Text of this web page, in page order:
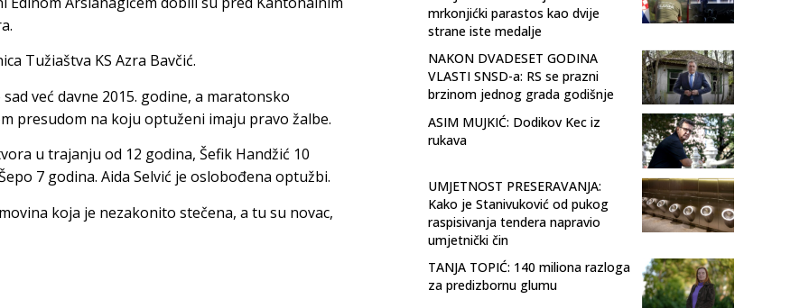
Tužiaštva KS Azra Bavčić.
već davne 2015. godine, a maratonsko
presudom na koju optuženi imaju pravo žalbe.
u trajanju od 12 godina, Šefik Handžić 10
7 godina. Aida Selvić je oslobođena optužbi.
koja je nezakonito stečena, a tu su novac,
mrkonjićki parastos kao dvije
strane iste medalje
NAKON DVADESET GODINA
VLASTI SNSD-a: RS se prazni
brzinom jednog grada godišnje
ASIM MUJKIĆ: Dodikov Kec iz
rukava
UMJETNOST PRESERAVANJA:
Kako je Stanivuković od pukog
raspisivanja tendera napravio
umjetnički čin
TANJA TOPIĆ: 140 miliona razloga
za predizbornu glumu